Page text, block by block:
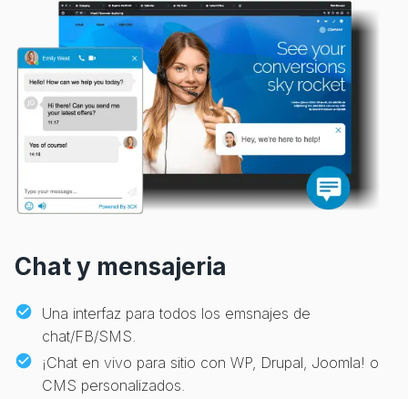
Chat y mensajeria
Una interfaz para todos los emsnajes de
chat/FB/SMS.
¡Chat en vivo para sitio con WP, Drupal, Joomla! o
CMS personalizados.